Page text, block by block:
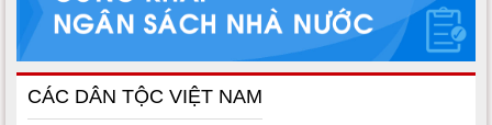
CÁC DÂN TỘC VIỆT NAM